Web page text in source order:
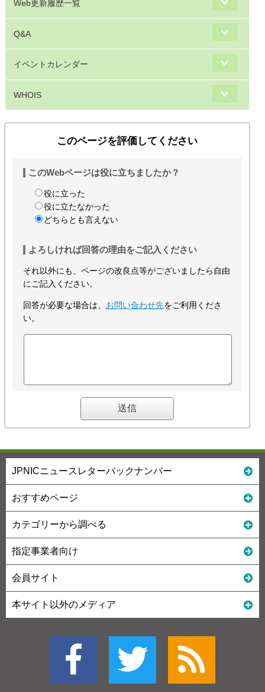
Web更新履歴一覧
Q&A
イベントカレンダー
WHOIS
このページを評価してください
このWebページは役に立ちましたか？
役に立った
役に立たなかった
どちらとも言えない
よろしければ回答の理由をご記入ください
それ以外にも、ページの改良点等がございましたら自由
にご記入ください。
回答が必要な場合は、 お問い合わせ先をご利用くださ
い。
JPNICニュースレターバックナンバー
おすすめページ
カテゴリーから調べる
指定事業者向け
会員サイト
本サイト以外のメディア